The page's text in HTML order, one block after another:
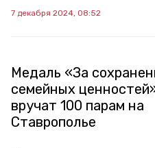
7 декабря 2024, 08:52
Медаль «За
семейных
вручат 100 парам на
Ставрополье